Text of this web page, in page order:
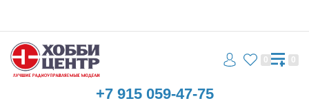
+7 915 059-47-75
0 0